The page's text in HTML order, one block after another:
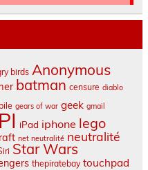
birds Anonymous
batman censure diablo
gears of war geek gmail
iPad iphone lego
net neutralité neutralité
Star Wars
thepiratebay touchpad